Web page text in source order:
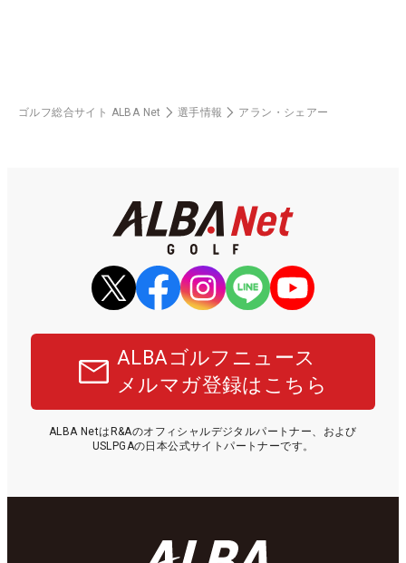
ゴルフ総合サイト ALBA Net 選手情報 アラン・シェアー
ALBAゴルフニュース
メルマガ登録はこちら
ALBA NetはR&Aのオフィシャルデジタルパートナー、および
USLPGAの日本公式サイトパートナーです。